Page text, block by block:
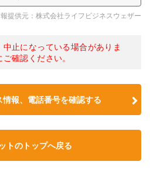
提供元：株式会社ライフビジネスウェザー
止になっている場合がありま
確認ください。
報、電話番号を確認する
トのトップへ戻る